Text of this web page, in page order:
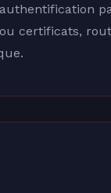
authentification
certificats,